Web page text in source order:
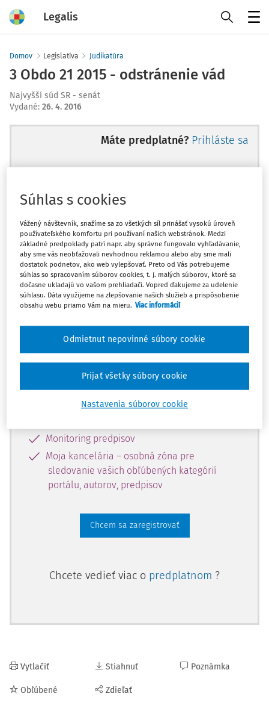
Legalis
Domov Legislatíva Judikatúra
3 Obdo 21 2015 - odstránenie vád
Najvyšší súd SR - senát
Vydané: 26. 4. 2016
Máte predplatné? Prihláste sa
Ups, zatiaľ ste si prečítali len
začiatok...
Celý odborný obsah z tejto oblasti je
dostupný predplatiteľom portálu.
obsahu a získajte prístup na 10 dní
zdarma, stačí sa len zaregistrovať.
Vďaka registrácii získate prístup aj k
vybranému obsahu:
Monitoring predpisov
Moja kancelária – osobná zóna pre
sledovanie vašich obľúbených kategórií
portálu, autorov, predpisov
Chcem sa zaregistrovať
Chcete vedieť viac o predplatnom ?
Vytlačiť
Obľúbené
Stiahnuť
Zdieľať
Poznámka
Súhlas s cookies
Vážený návštevník, snažíme sa zo všetkých síl prinášať vysokú úroveň
používateľského komfortu pri používaní našich webstránok. Medzi
základné predpoklady patrí napr. aby správne fungovalo vyhľadávanie,
aby sme vás neobťažovali nevhodnou reklamou alebo aby sme mali
dostatok podnetov, ako web vylepšovať. Preto od Vás potrebujeme
súhlas so spracovaním súborov cookies, t. j. malých súborov, ktoré sa
dočasne ukladajú vo vašom prehliadači. Vopred ďakujeme za udelenie
súhlasu. Dáta využijeme na zlepšovanie našich služieb a prispôsobenie
obsahu webu priamo Vám na mieru. Viac informácií
Nastavenia súborov cookie
Odmietnut nepovinné súbory cookie
Prijať všetky súbory cookie